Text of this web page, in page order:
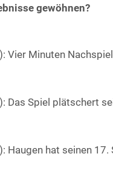
gewöhnen?
Vier Minuten
Das Spiel plätschert
Haugen hat seinen